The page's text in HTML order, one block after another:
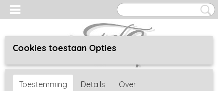
Inloggen Registreren
Cookies toestaan Opties
Toestemming Details Over